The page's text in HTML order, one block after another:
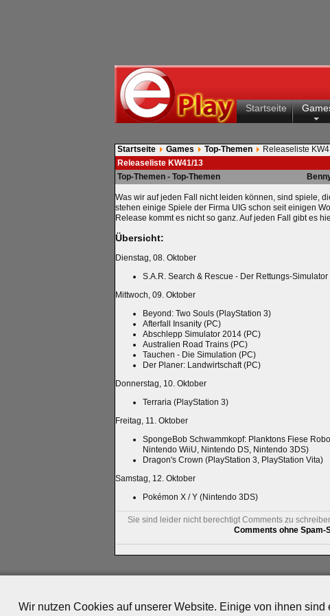
Startseite
Startseite Games Top-Themen
Releaseliste
Releaseliste KW41/13
Top-Themen - Top-Themen
Was wir auf jeden Fall nicht leiden können, sind spiele,
stehen einige Spiele der Firma UIG schon seit einigen
Release kommt es nicht so ganz. Auf jeden Fall gibt es
Übersicht:
Dienstag, 08. Oktober
S.A.R. Search & Rescue - Der Rettungs-Simulator
Mittwoch, 09. Oktober
Beyond: Two Souls (PlayStation 3)
Afterfall Insanity (PC)
Abschlepp Simulator 2014 (PC)
Australien Road Trains (PC)
Tauchen - Die Simulation (PC)
Der Planer: Landwirtschaft (PC)
Donnerstag, 10. Oktober
Terraria (PlayStation 3)
Freitag, 11. Oktober
SpongeBob Schwammkopf: Planktons Fiese
Nintendo WiiU, Nintendo DS, Nintendo 3DS)
Dragon's Crown (PlayStation 3, PlayStation Vita)
Samstag, 12. Oktober
Pokémon X / Y (Nintendo 3DS)
Sie sind leider nicht berechtigt Comments zu
Comments ohne Spam-
© 2010-2026 ePlay TV
Wir nutzen Cookies auf unserer Website. Einige von ihnen